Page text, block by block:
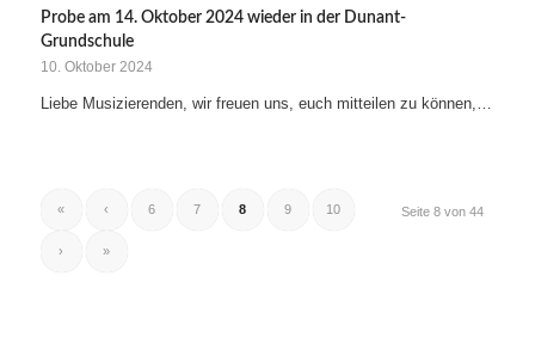
Probe am 14. Oktober 2024 wieder in der Dunant-
Grundschule
10. Oktober 2024
Liebe Musizierenden, wir freuen uns, euch mitteilen zu können,…
Seite 8 von 44
« ‹ 6 7 8 9 10
› »